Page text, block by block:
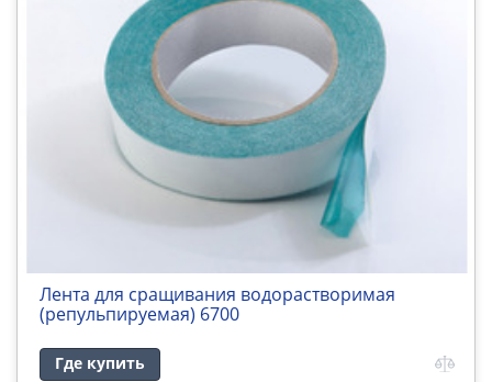
Лента для сращивания водорастворимая
(репульпируемая) 6700
Где купить